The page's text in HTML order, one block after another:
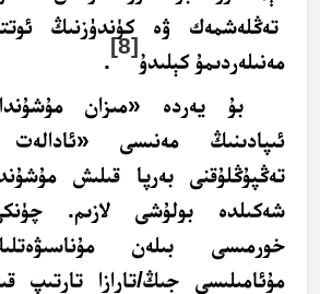
تەڭلەشمەك ۋە كۈندۈزنىڭ
مەنىلەردىمۇ كېلىدۇ
[8]
.
بۇ يەردە «مىزان
ئىپادىنىڭ مەنىسى «ئادالەت
تەڭپۇڭلۇقنىبەرپا قىلىش
شەكىلدە بولۇشى لازىم.
خورمىسى بىلەن
مۇئامىلىسى جىڭ/تارازا تارتىپ